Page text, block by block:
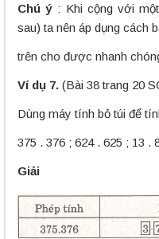
Chú ý : Khi cộng với
sau) ta nên áp dụng cách
trên cho được nhanh
Ví dụ 7. (Bài 38 trang 20
Dùng máy tính bỏ túi để
375 . 376 ; 624 . 625 ; 13 .
Giải